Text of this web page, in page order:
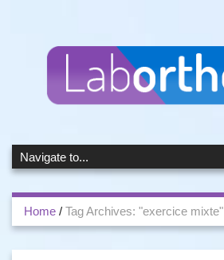
Home / Tag Archives: "exercice mixte"